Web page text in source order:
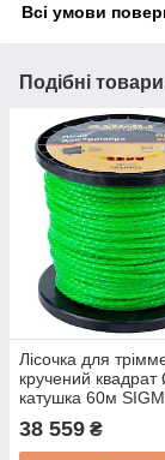
Всі умови
Подібні
Лісочка для
кручений
катушка 60м
(5616401)
38 559 ₴